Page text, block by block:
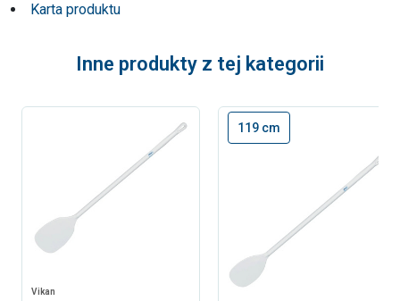
Karta produktu
Inne produkty z tej kategorii
Vikan
119 cm